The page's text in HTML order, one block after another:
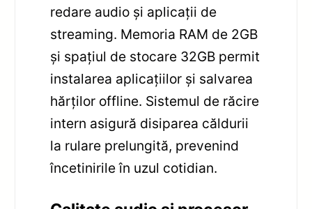
redare audio și aplicații de
streaming. Memoria RAM de 2GB
și spațiul de stocare 32GB permit
instalarea aplicațiilor și salvarea
hărților offline. Sistemul de răcire
intern asigură disiparea căldurii
la rulare prelungită, prevenind
încetinirile în uzul cotidian.